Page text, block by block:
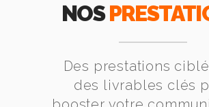
NOS
Des prestations
des livrables clés